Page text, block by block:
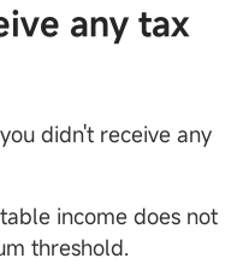
any tax
didn't receive any
income does not
threshold.